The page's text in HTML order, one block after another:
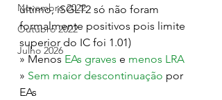
Novembro 2022
Outubro 2022
Julho 2026
último, iSGLT2 só não foram
formalmente positivos pois limite
superior do IC foi 1.01)
» Menos EAs graves e menos LRA
» Sem maior descontinuação por
EAs